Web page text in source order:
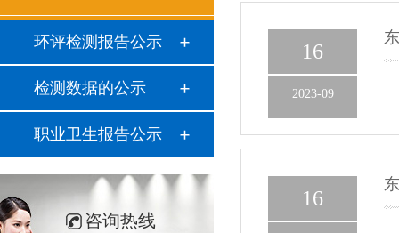
环评检测报告公示
检测数据的公示
职业卫生报告公示
咨询热线
16
2023-09
16